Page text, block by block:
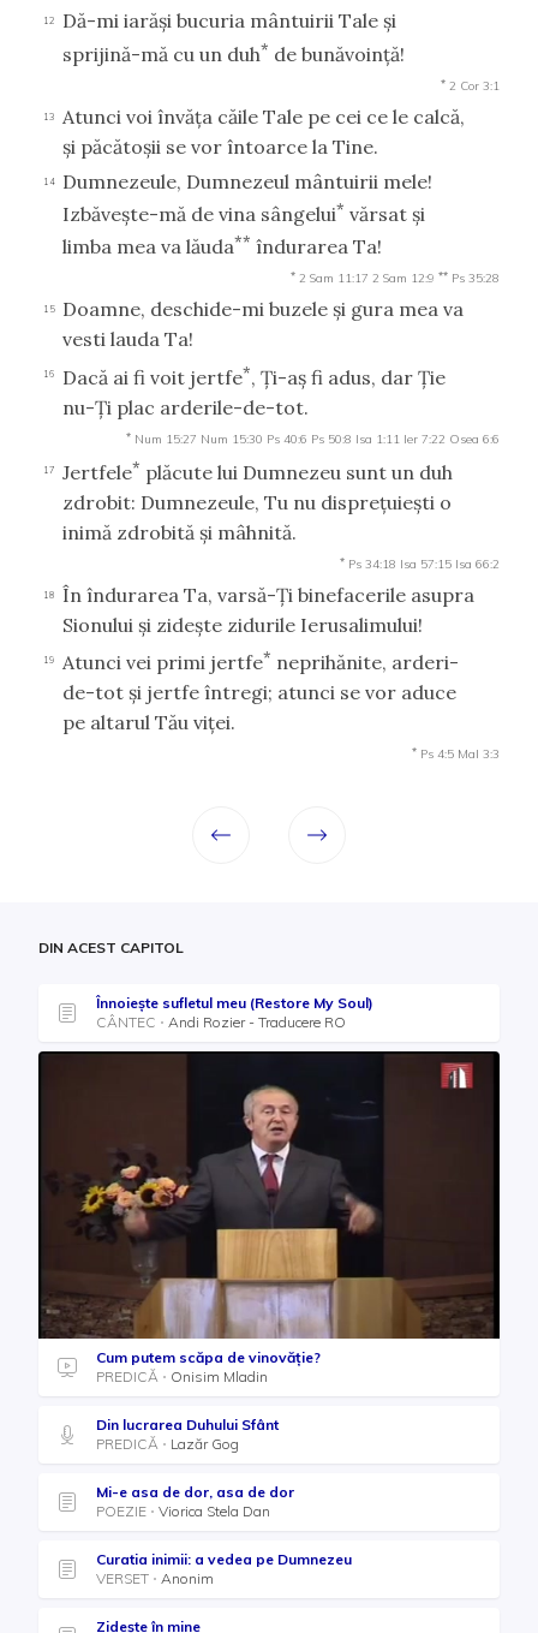
12
Dă-mi iarăşi bucuria mântuirii Tale şi
sprijină-mă cu un duh* de bunăvoinţă!
* 2 Cor 3:1
13
Atunci voi învăţa căile Tale pe cei ce le calcă,
şi păcătoşii se vor întoarce la Tine.
14
Dumnezeule, Dumnezeul mântuirii mele!
Izbăveşte-mă de vina sângelui* vărsat şi
limba mea va lăuda** îndurarea Ta!
* 2 Sam 11:17 2 Sam 12:9 ** Ps 35:28
15
Doamne, deschide-mi buzele şi gura mea va
vesti lauda Ta!
16 Dacă ai fi voit jertfe*, Ţi-aş fi adus, dar Ţie
nu-Ţi plac arderile-de-tot.
* Num 15:27 Num 15:30 Ps 40:6 Ps 50:8 Isa 1:11 Ier 7:22 Osea 6:6
17 Jertfele* plăcute lui Dumnezeu sunt un duh
zdrobit: Dumnezeule, Tu nu dispreţuieşti o
inimă zdrobită şi mâhnită.
* Ps 34:18 Isa 57:15 Isa 66:2
18
În îndurarea Ta, varsă-Ţi binefacerile asupra
Sionului şi zideşte zidurile Ierusalimului!
19 Atunci vei primi jertfe* neprihănite, arderi-
de-tot şi jertfe întregi; atunci se vor aduce
pe altarul Tău viţei.
* Ps 4:5 Mal 3:3
DIN ACEST CAPITOL
Înnoieşte sufletul meu (Restore My Soul)
CÂNTEC
Andi Rozier - Traducere RO
Cum putem scăpa de vinovăție?
PREDICĂ
Onisim Mladin
Din lucrarea Duhului Sfânt
PREDICĂ
Lazăr Gog
Mi-e asa de dor, asa de dor
POEZIE
Viorica Stela Dan
Curatia inimii: a vedea pe Dumnezeu
VERSET
Anonim
Zidește în mine